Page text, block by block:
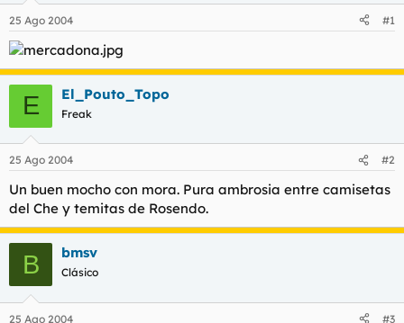
d
o
d
e
l
t
m
a
e
i
c
i
25 Ago 2004 #1
E El_Pouto_Topo
Freak
25 Ago 2004 #2
Un buen mocho con mora. Pura ambrosia entre camisetas
del Che y temitas de Rosendo.
B bmsv
Clásico
25 Ago 2004 #3